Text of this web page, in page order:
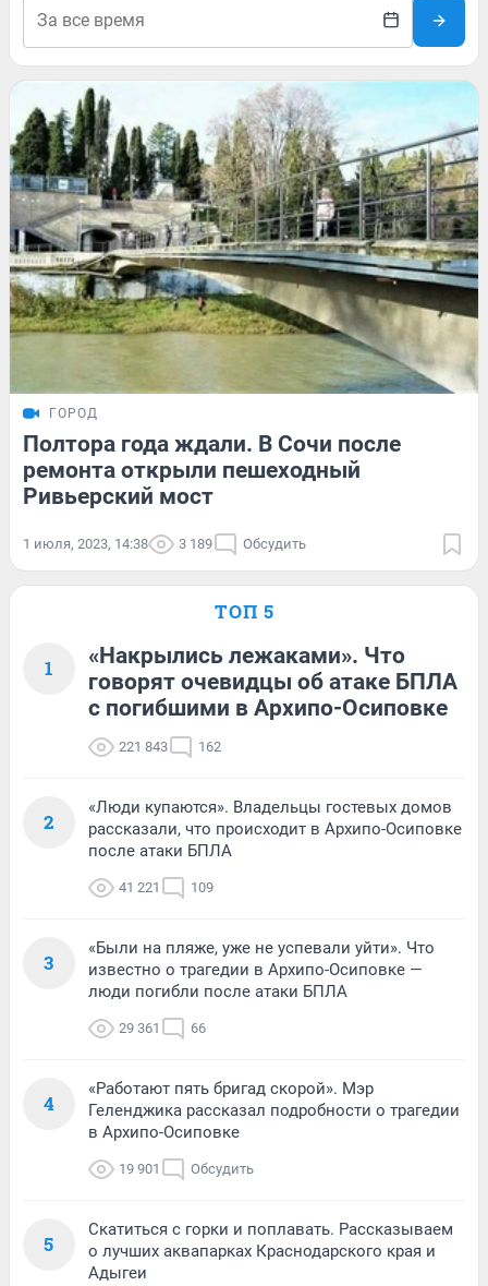
ГОРОД
Полтора года ждали. В Сочи после
ремонта открыли пешеходный
Ривьерский мост
1 июля, 2023, 14:38 3 189 Обсудить
ТОП 5
1
«Накрылись лежаками». Что
говорят очевидцы об атаке БПЛА
с погибшими в Архипо-Осиповке
221 843 162
2
«Люди купаются». Владельцы гостевых домов
рассказали, что происходит в Архипо-Осиповке
после атаки БПЛА
41 221 109
3
«Были на пляже, уже не успевали уйти». Что
известно о трагедии в Архипо-Осиповке —
люди погибли после атаки БПЛА
29 361 66
4
«Работают пять бригад скорой». Мэр
Геленджика рассказал подробности о трагедии
в Архипо-Осиповке
19 901 Обсудить
5
Скатиться с горки и поплавать. Рассказываем
о лучших аквапарках Краснодарского края и
Адыгеи